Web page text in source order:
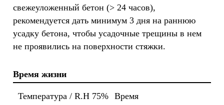
свежеуложенный бетон (> 24 часов),
рекомендуется дать минимум 3 дня на раннюю
усадку бетона, чтобы усадочные трещины в нем
не проявились на поверхности стяжки.
Время жизни
Температура / R.H 75% Время